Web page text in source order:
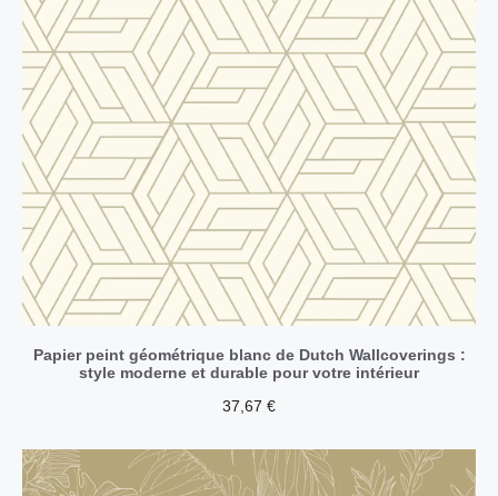
Papier peint géométrique blanc de Dutch Wallcoverings :
style moderne et durable pour votre intérieur
37,67 €